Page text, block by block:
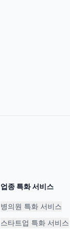
업종 특화 서비스
병의원 특화 서비스
스타트업 특화 서비스